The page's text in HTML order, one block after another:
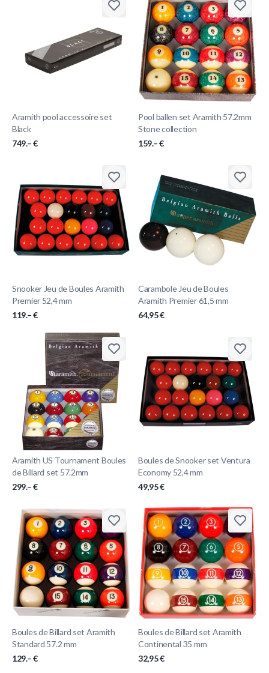
Aramith pool accessoire set
Black
749.– €
Pool ballen set Aramith 57.2mm
Stone collection
159.– €
Snooker Jeu de Boules Aramith
Premier 52,4 mm
119.– €
Carambole Jeu de Boules
Aramith Premier 61,5 mm
64,95 €
Aramith US Tournament Boules
de Billard set 57.2mm
299.– €
Boules de Snooker set Ventura
Economy 52,4 mm
49,95 €
Boules de Billard set Aramith
Standard 57.2 mm
129.– €
Boules de Billard set Aramith
Continental 35 mm
32,95 €